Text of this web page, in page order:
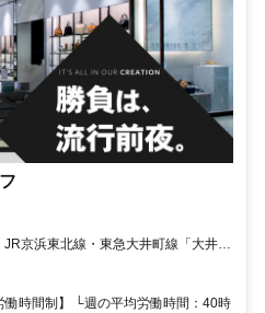
働時間制】 └週の平均労働時間：40時